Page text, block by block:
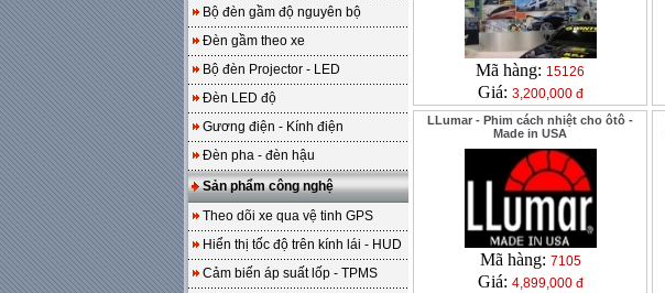
Bộ đèn gầm độ nguyên bộ
Đèn gầm theo xe
Bộ đèn Projector - LED
Đèn LED độ
Gương điện - Kính điện
Đèn pha - đèn hậu
Sản phẩm công nghệ
Theo dõi xe qua vệ tinh GPS
Hiển thị tốc độ trên kính lái - HUD
Cảm biến áp suất lốp - TPMS
Mã hàng: 15126
Giá: 3,200,000 đ
LLumar - Phim cách nhiệt cho ôtô -
Made in USA
Mã hàng: 7105
Giá: 4,899,000 đ